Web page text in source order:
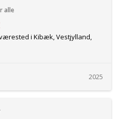
alle
i Kibæk, Vestjylland,
2025